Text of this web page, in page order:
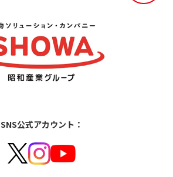
SNS公式アカウント：